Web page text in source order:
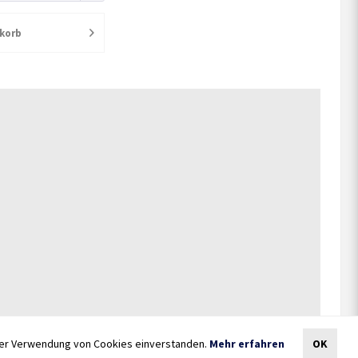
Verwendung von Cookies einverstanden. Mehr erfahren OK